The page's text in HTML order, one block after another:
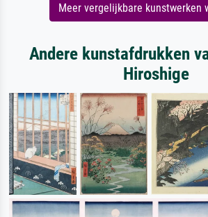
Meer vergelijkbare kunstwerken
Andere kunstafdrukken
Hiroshige